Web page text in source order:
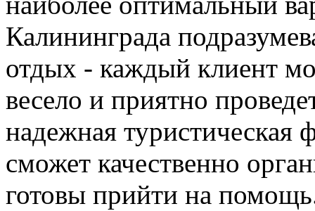
Калининграда
отдых - каждый клиент
весело и приятно
надежная туристическая
сможет качественно
готовы прийти на